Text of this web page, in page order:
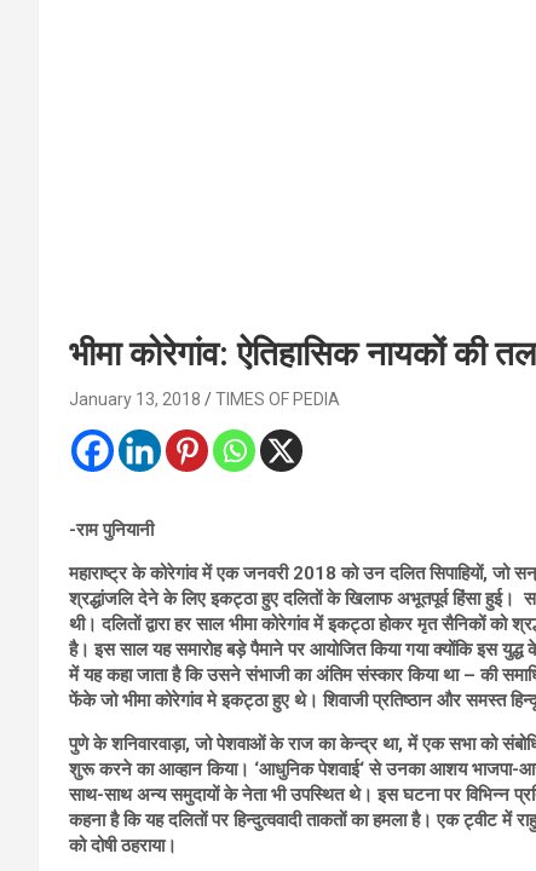
भीमा कोरेगांव: ऐतिहासिक नायकों की
January 13, 2018 TIMES OF PEDIA
-राम पुनियानी
महाराष्ट्र के कोरेगांव में एक जनवरी2018 को उन दलित सिपाहियों, जो
श्रद्धांजलि देने के लिए इकट्ठा हुए दलितों के खिलाफ अभूतपूर्व हिंसा
थी। दलितों द्वारा हर साल भीमा कोरेगांव में इकट्ठा होकर मृत सैनिकों
है। इस साल यह समारोह बड़े पैमाने पर आयोजित किया गया क्योंकि इस
में यह कहा जाता है कि उसने संभाजी का अंतिम संस्कार किया था – की
फेंके जो भीमा कोरेगांव मे इकट्ठा हुए थे। शिवाजी प्रतिष्ठान और समस्त
पुणे के शनिवारवाड़ा, जो पेशवाओं के राज का केन्द्र था, में एक सभा को
शुरू करने का आव्हान किया। ‘आधुनिक पेशवाई‘ से उनका आशय भाजपा-
साथ-साथ अन्य समुदायों के नेता भी उपस्थित थे। इस घटना पर विभिन्न
कहना है कि यह दलितों पर हिन्दुत्ववादी ताकतों का हमला है। एक ट्वीट में
को दोषी ठहराया।